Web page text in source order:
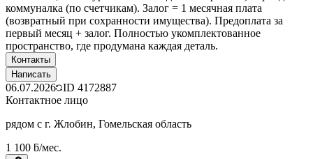
коммуналка (по счетчикам). Залог = 1 месячная плата
(возвратный при сохранности имущества). Предоплата за
первый месяц + залог. Полностью укомплектованное
пространство, где продумана каждая деталь.
Контакты
Написать
06.07.2026 ID 4172887
Контактное лицо
рядом с г. Жлобин, Гомельская область
1 100 ƃ/мес.